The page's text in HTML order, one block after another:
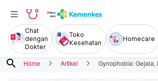
Chat
dengan
Dokter
Toko
Kesehatan
Homecare
search Home Artikel Gynophobia: Gejala,